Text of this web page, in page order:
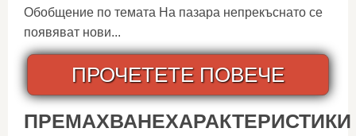
Обобщение по темата На пазара непрекъснато се
появяват нови...
ПРОЧЕТЕТЕ ПОВЕЧЕ
ПРЕМАХВАНЕХАРАКТЕРИСТИКИ